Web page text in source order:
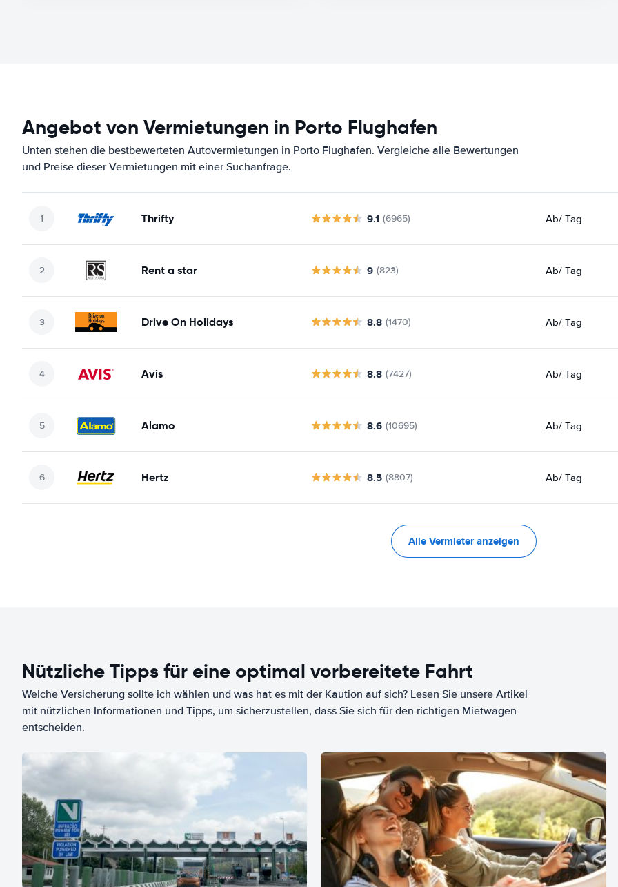
Angebot von Vermietungen in Porto Flughafen
Unten stehen die bestbewerteten Autovermietungen in Porto Flughafen. Vergleiche alle Bewertungen
und Preise dieser Vermietungen mit einer Suchanfrage.
Thrifty 9.1 (6965) Ab/ Tag
Rent a star 9 (823) Ab/ Tag
Drive On Holidays 8.8 (1470) Ab/ Tag
Avis 8.8 (7427) Ab/ Tag
Alamo 8.6 (10695) Ab/ Tag
Hertz 8.5 (8807) Ab/ Tag
Alle Vermieter anzeigen
Nützliche Tipps für eine optimal vorbereitete Fahrt
Welche Versicherung sollte ich wählen und was hat es mit der Kaution auf sich? Lesen Sie unsere Artikel
mit nützlichen Informationen und Tipps, um sicherzustellen, dass Sie sich für den richtigen Mietwagen
entscheiden.